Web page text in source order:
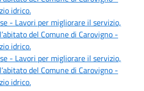
idrico.
- Lavori per migliorare il servizio,
del Comune di Carovigno -
idrico.
- Lavori per migliorare il servizio,
del Comune di Carovigno -
idrico.